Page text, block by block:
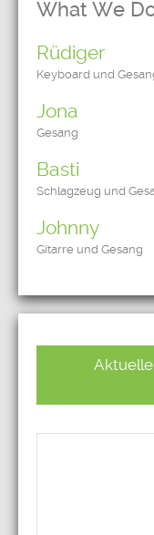
What We
Rüdiger
Keyboard und
Jona
Gesang
Basti
Schlagzeug und
Johnny
Gitarre und Gesang